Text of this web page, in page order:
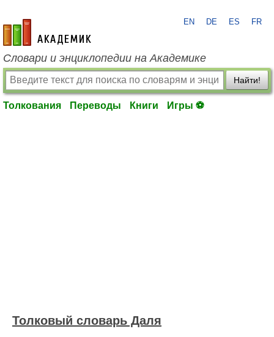
academic.ru
EN DE ES FR
Словари и энциклопедии на Академике
Найти!
Толкования Переводы Книги Игры ⚽
Толковый словарь Даля